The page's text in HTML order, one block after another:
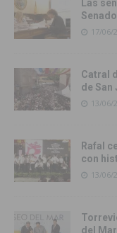
Las
17/06/
Catral
de San
13/06/
Rafal
con
13/06/
del